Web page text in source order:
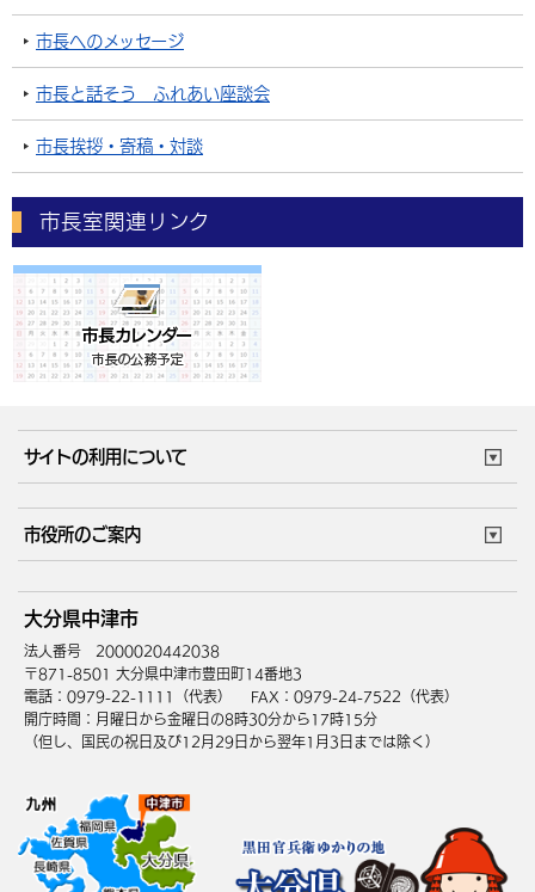
市長へのメッセージ
市長と話そう ふれあい座談会
市長挨拶・寄稿・対談
市長室関連リンク
サイトの利用について
サイトマップ
市役所のご案内
庁舎地図 組織案内
中津市へのアクセス
大分県中津市
法人番号 2000020442038
〒871-8501 大分県中津市豊田町14番地3
電話：0979-22-1111（代表）
FAX：0979-24-7522（代表）
開庁時間：月曜日から金曜日の8時30分から17時15分
（但し、国民の祝日及び12月29日から翌年1月3日までは除く）